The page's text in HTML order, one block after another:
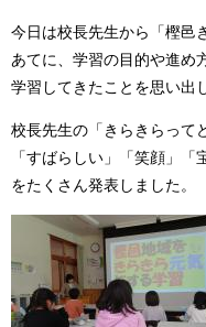
今日は校長先生から「樫邑
あてに、学習の目的や進め
学習してきたことを思い出
校長先生の「きらきらって
「すばらしい」「笑顔」
をたくさん発表しました。